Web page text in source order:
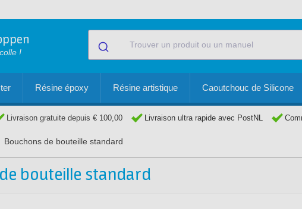
!
Résine époxy Résine artistique Caoutchouc de Silicone
Livraison gratuite depuis € 100,00 Livraison ultra rapide avec PostNL
Bouchons de bouteille standard
bouteille standard